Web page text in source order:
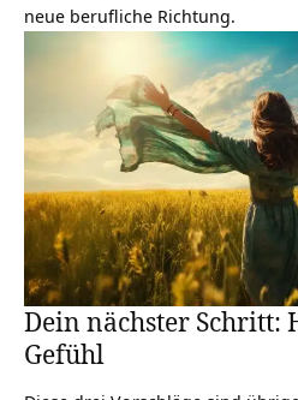
neue berufliche Richtung.
Dein nächster Schritt:
Gefühl